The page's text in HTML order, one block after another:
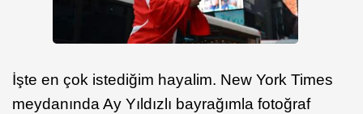
İşte en çok istediğim hayalim. New York Times
meydanında Ay Yıldızlı bayrağımla fotoğraf